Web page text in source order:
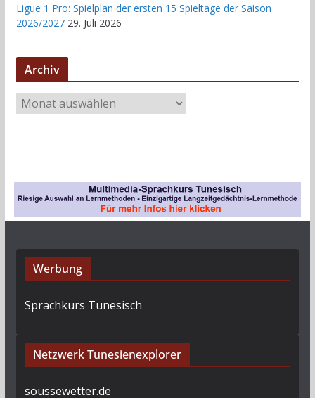
Ligue 1 Pro: Spielplan der ersten 15 Spieltage der Saison
2026/2027 29. Juli 2026
Archiv
r
Werbung
Sprachkurs Tunesisch
Netzwerk Tunesienexplorer
soussewetter.de